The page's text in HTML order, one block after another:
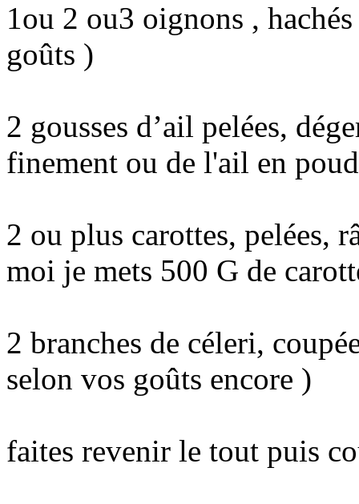
1ou 2 ou3 oignons ,
goûts )
2 gousses d’ail pelées,
finement ou de l'ail en
2 ou plus carottes, pelées,
moi je mets 500 G de
2 branches de céleri,
selon vos goûts encore )
faites revenir le tout puis